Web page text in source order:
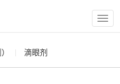
按
钮
滴眼剂